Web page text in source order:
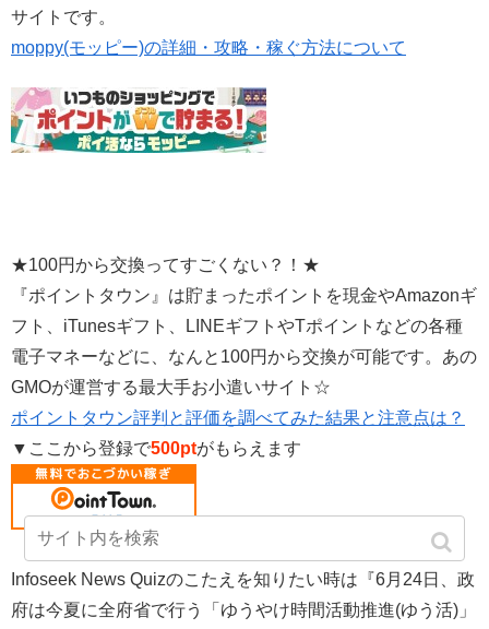
サイトです。
moppy(モッピー)の詳細・攻略・稼ぐ方法について
★100円から交換ってすごくない？！★
『ポイントタウン』は貯まったポイントを現金やAmazonギ
フト、iTunesギフト、LINEギフトやTポイントなどの各種
電子マネーなどに、なんと100円から交換が可能です。あの
GMOが運営する最大手お小遣いサイト☆
ポイントタウン評判と評価を調べてみた結果と注意点は？
▼ここから登録で500ptがもらえます
Infoseek News Quizのこたえを知りたい時は『6月24日、政
府は今夏に全府省で行う「ゆうやけ時間活動推進(ゆう活)」